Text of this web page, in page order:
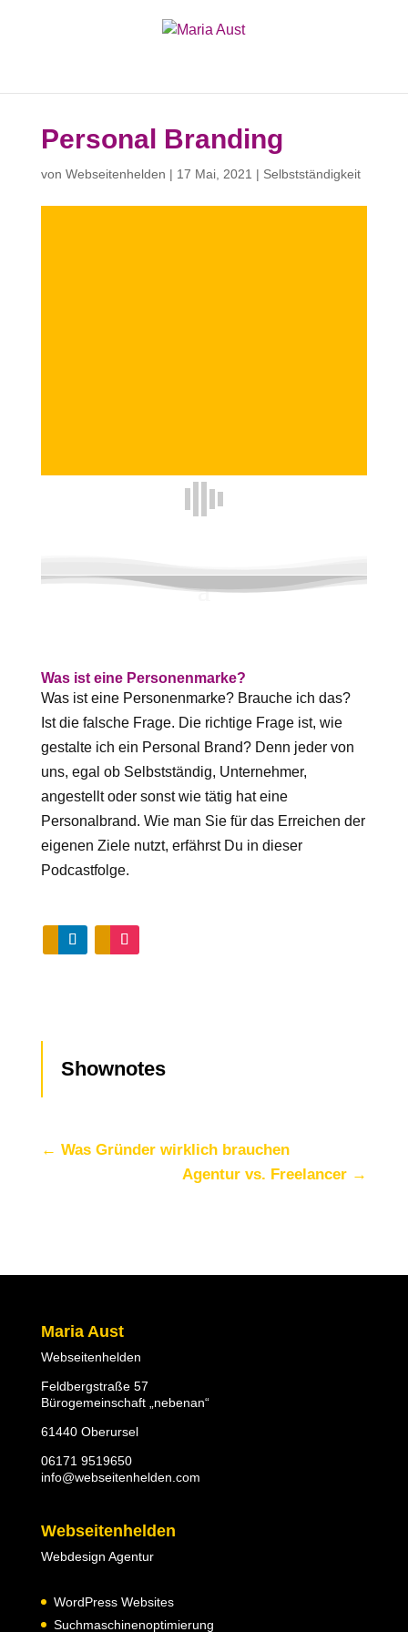
Personal Branding
von Webseitenhelden | 17 Mai, 2021 | Selbstständigkeit
Was ist eine Personenmarke?
Was ist eine Personenmarke? Brauche ich das?
Ist die falsche Frage. Die richtige Frage ist, wie
gestalte ich ein Personal Brand? Denn jeder von
uns, egal ob Selbstständig, Unternehmer,
angestellt oder sonst wie tätig hat eine
Personalbrand. Wie man Sie für das Erreichen der
eigenen Ziele nutzt, erfährst Du in dieser
Podcastfolge.
Shownotes
← Was Gründer wirklich brauchen
Agentur vs. Freelancer →
Maria Aust
Webseitenhelden
Feldbergstraße 57
Bürogemeinschaft „nebenan“
61440 Oberursel
06171 9519650
info@webseitenhelden.com
Webseitenhelden
Webdesign Agentur
WordPress Websites
Suchmaschinenoptimierung